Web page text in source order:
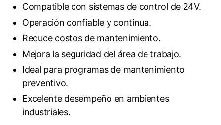
Compatible con sistemas de control de 24V.
Operación confiable y continua.
Reduce costos de mantenimiento.
Mejora la seguridad del área de trabajo.
Ideal para programas de mantenimiento
preventivo.
Excelente desempeño en ambientes
industriales.